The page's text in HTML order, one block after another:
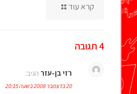
קרא עוד
4 תגובה
רזי בן-עזר הגיב:
20 בדצמבר 2008 בשעה 20:15